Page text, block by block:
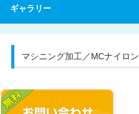
ギャラリー
マシニング加工／MCナイロン